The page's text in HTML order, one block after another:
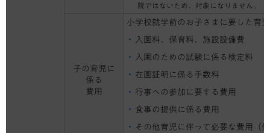
院ではないため、対象になりません。
子の育児に
係る
費用
小学校就学前のお子さまに要した育
入園料、保育料、施設設備費
入園のための試験に係る検定料
在園証明に係る手数料
行事への参加に要する費用
食事の提供に係る費用
その他育児に伴って必要な費用（